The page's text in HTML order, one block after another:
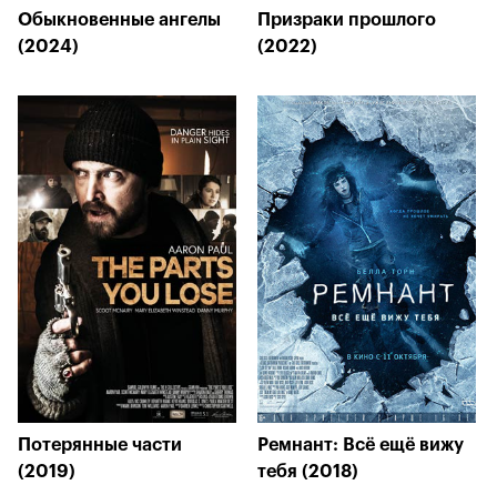
Обыкновенные ангелы
(2024)
Призраки прошлого
(2022)
Потерянные части
(2019)
Ремнант: Всё ещё вижу
тебя (2018)